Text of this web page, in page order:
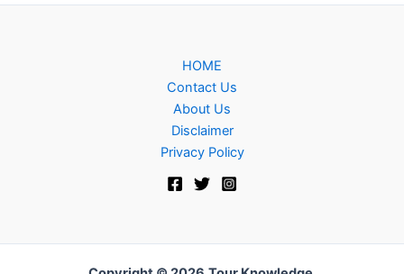
HOME
Contact Us
About Us
Disclaimer
Privacy Policy